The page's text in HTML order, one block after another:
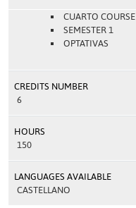
CUARTO COURSE
SEMESTER 1
OPTATIVAS
CREDITS NUMBER
6
HOURS
150
LANGUAGES AVAILABLE
CASTELLANO